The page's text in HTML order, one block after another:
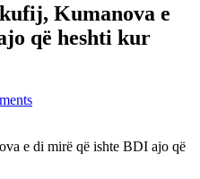
Kumanova e
që heshti kur
e di mirë që ishte BDI ajo që